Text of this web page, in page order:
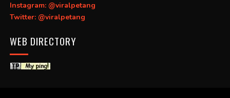
Instagram: @viralpetang
Twitter: @viralpetang
WEB DIRECTORY